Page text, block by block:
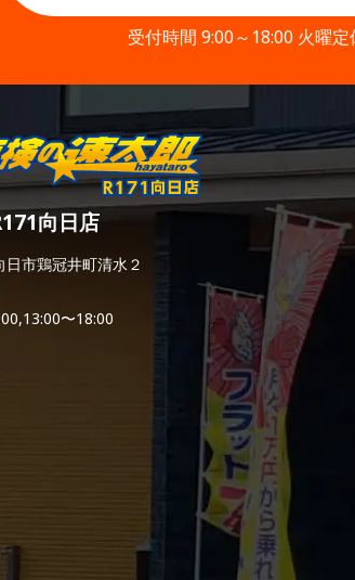
受付時間 9:00～18:00 火曜定
向日店
市鶏冠井町清水２
〜18:00